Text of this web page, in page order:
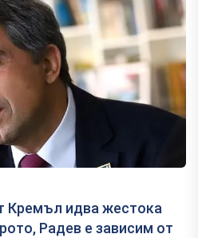
Кремъл идва жестока
Радев е зависим от